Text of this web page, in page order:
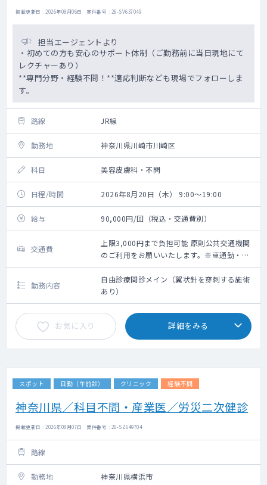
掲載更新日 : 2026年08月06日 案件番号 : 26-SV637049
担当エージェントより
・初めての方も安心のサポート体制（ご勤務前に当日現地にて
レクチャーあり）
**専門分野・経験不問！**適応判断なども現場でフォローしま
す。
路線 JR線
勤務地 神奈川県川崎市川崎区
科目 美容皮膚科・不問
日程/時間 2026年8月20日（木） 9:00～19:00
給与 90,000円/回（税込・交通費別）
交通費
上限3,000円まで負担可能 原則公共交通機関
のご利用をお願いいたします。※車通勤・タ
クシー利用要相談
勤務内容
自由診療問診メイン（翼状針を穿刺する施術
あり）
お気に入り 詳細をみる
スポット 日勤（午前診） クリニック 経験不問
神奈川県／科目不問・産業医／労災二次健診
掲載更新日 : 2026年08月07日 案件番号 : 26-SZ649704
路線
勤務地 神奈川県横浜市